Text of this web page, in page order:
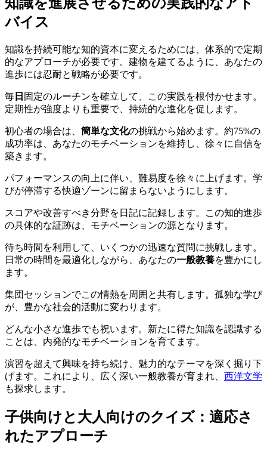
知識を進展させるための実践的なアド
バイス
知識を持続可能な知的資本に変えるためには、体系的で定期
的なアプローチが必要です。建物を建てるように、あなたの
進歩には忍耐と戦略が必要です。
毎 日 固定のルーチンを確立して、この実践を根付かせます。
定期性が強度よりも重要で、持続的な進化を促します。
初心者の場合は、 簡単な文化の挑戦から始めます。約75%の
成功率は、あなたのモチベーションを維持し、徐々に自信を
築きます。
パフォーマンスの向上に伴い、難易度を徐々に上げます。学
びが停滞する快適ゾーンに留まらないようにします。
スコアや改善すべき分野を日記に記録します。この知的進歩
の具体的な証跡は、モチベーションの源となります。
待ち時間を利用して、いくつかの迅速な質問に挑戦します。
日常の時間を最適化しながら、あなたの一般教養を豊かにし
ます。
集団セッションでこの情熱を周囲と共有します。孤独な学び
が、豊かな社会的活動に変わります。
どんな小さな進歩でも祝います。新たに得た知識を認識する
ことは、内発的なモチベーションを育てます。
演習を超えて興味を持ち続け、魅力的なテーマを深く掘り下
げます。これにより、広く深い一般教養が育まれ、 西洋文学
も探求します。
子供向けと大人向けのクイズ：適応さ
れたアプローチ